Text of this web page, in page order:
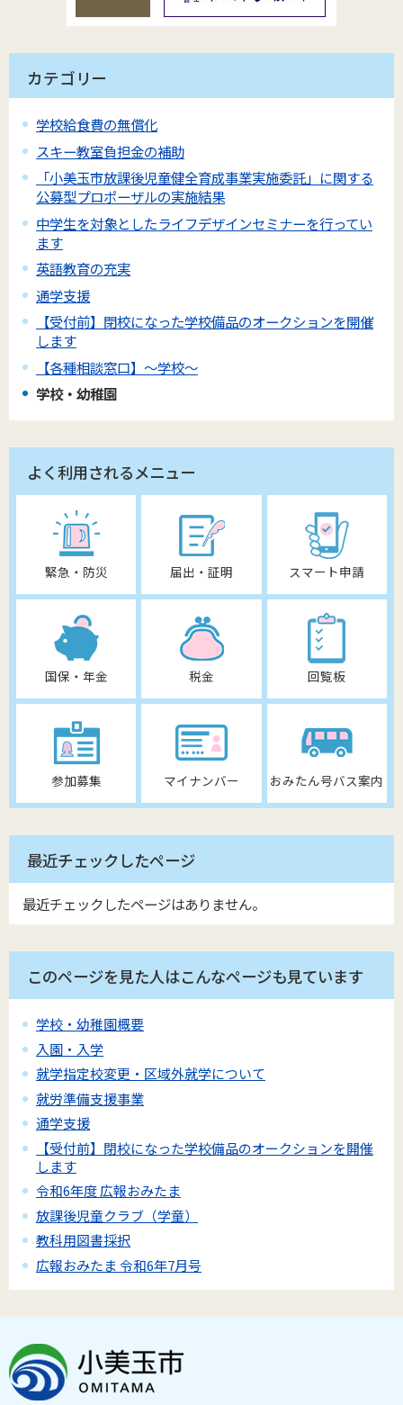
カテゴリー
学校給食費の無償化
スキー教室負担金の補助
「小美玉市放課後児童健全育成事業実施委託」に関する
公募型プロポーザルの実施結果
中学生を対象としたライフデザインセミナーを行ってい
ます
英語教育の充実
通学支援
【受付前】閉校になった学校備品のオークションを開催
します
【各種相談窓口】～学校～
学校・幼稚園
よく利用されるメニュー
緊急・防災 届出・証明 スマート申請
国保・年金 税金 回覧板
参加募集 マイナンバー おみたん号バス案内
最近チェックしたページ
最近チェックしたページはありません。
このページを見た人はこんなページも見ています
学校・幼稚園概要
入園・入学
就学指定校変更・区域外就学について
就労準備支援事業
通学支援
【受付前】閉校になった学校備品のオークションを開催
します
令和6年度 広報おみたま
放課後児童クラブ（学童）
教科用図書採択
広報おみたま 令和6年7月号